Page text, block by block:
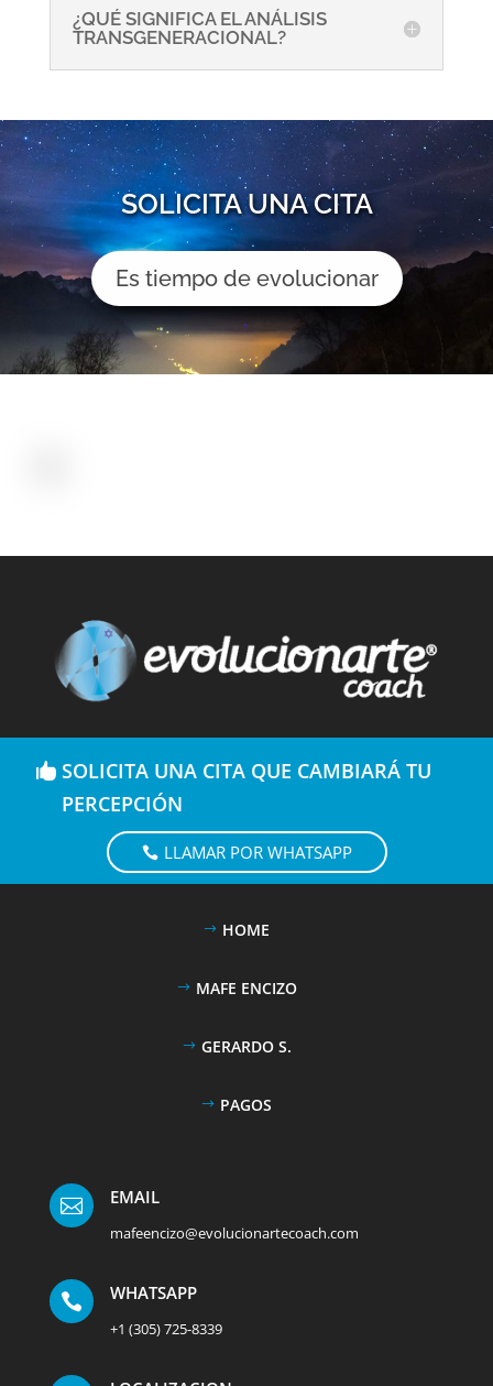
¿QUÉ SIGNIFICA EL ANÁLISIS
TRANSGENERACIONAL?
SOLICITA UNA CITA
Es tiempo de evolucionar
SOLICITA UNA CITA QUE CAMBIARÁ TU
PERCEPCIÓN
LLAMAR POR WHATSAPP
HOME
MAFE ENCIZO
GERARDO S.
PAGOS
 EMAIL
mafeencizo@evolucionartecoach.com
 WHATSAPP
+1 (305) 725-8339